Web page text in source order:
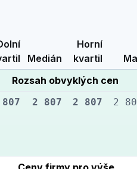
Medián
Horní
kvartil
Rozsah obvyklých cen
2 807 2 807 2